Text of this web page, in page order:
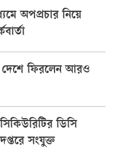
অপপ্রচার নিয়ে
দেশে ফিরলেন আরও
ডিসি
সংযুক্ত